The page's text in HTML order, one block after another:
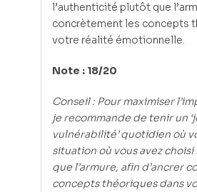
l’authenticité plutôt que
concrètement les concepts
votre réalité émotionnelle.
Note : 18/20
Conseil : Pour maximiser
je recommande de tenir un
vulnérabilité’ quotidien où
situation où vous avez
que l’armure, afin d’ancrer
concepts théoriques dans